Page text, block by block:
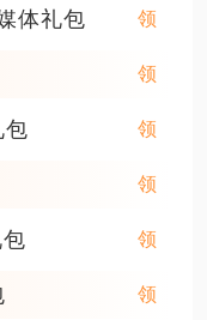
体礼包
包